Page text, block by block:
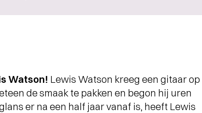
Watson! Lewis Watson kreeg een gitaar op
de smaak te pakken en begon hij uren
er na een half jaar vanaf is, heeft Lewis